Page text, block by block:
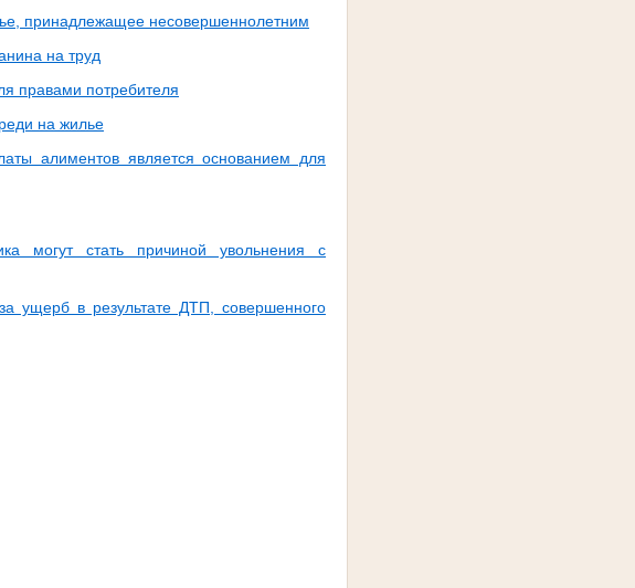
принадлежащее несовершеннолетним
на труд
правами потребителя
на жилье
алиментов является основанием для
могут стать причиной увольнения с
ущерб в результате ДТП, совершенного